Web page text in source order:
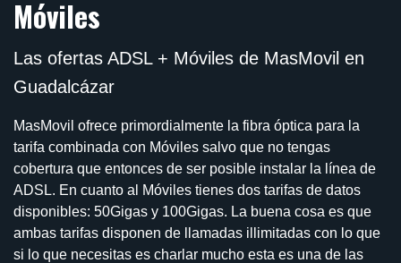
Móviles
Las ofertas ADSL + Móviles de MasMovil en
Guadalcázar
MasMovil ofrece primordialmente la fibra óptica para la
tarifa combinada con Móviles salvo que no tengas
cobertura que entonces de ser posible instalar la línea de
ADSL. En cuanto al Móviles tienes dos tarifas de datos
disponibles: 50Gigas y 100Gigas. La buena cosa es que
ambas tarifas disponen de llamadas illimitadas con lo que
si lo que necesitas es charlar mucho esta es una de las